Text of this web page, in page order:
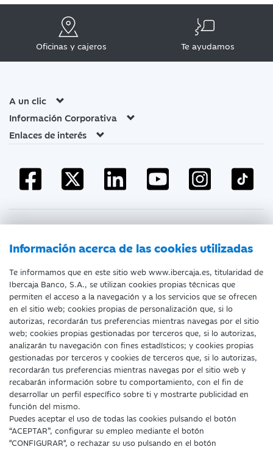
Oficinas y cajeros Te ayudamos
Información acerca de las cookies utilizadas
Te informamos que en este sitio web www.ibercaja.es, titularidad de
Ibercaja Banco, S.A., se utilizan cookies propias técnicas que
permiten el acceso a la navegación y a los servicios que se ofrecen
en el sitio web; cookies propias de personalización que, si lo
autorizas, recordarán tus preferencias mientras navegas por el sitio
web; cookies propias gestionadas por terceros que, si lo autorizas,
analizarán tu navegación con fines estadísticos; y cookies propias
gestionadas por terceros y cookies de terceros que, si lo autorizas,
recordarán tus preferencias mientras navegas por el sitio web y
recabarán información sobre tu comportamiento, con el fin de
desarrollar un perfil específico sobre ti y mostrarte publicidad en
función del mismo.
Puedes aceptar el uso de todas las cookies pulsando el botón
“ACEPTAR”, configurar su empleo mediante el botón
"CONFIGURAR", o rechazar su uso pulsando en el botón
A un clic
Información Corporativa
Enlaces de interés
Documentación a clientes Aviso Legal
Protección datos personales Tarifas y Cotizaciones
Tablón de Anuncios Política de cookies
Declaración de accesibilidad
Fecha de edición: 09/08/2026